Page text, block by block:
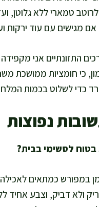
לרוטב טמארי ללא גלוטן,
מגישים עם עוד ירקות
התזונתיים אני
כי חומציות ממושכת
כדי לשלוט בכמות המלח
נפוצות
במפורש כמתאים